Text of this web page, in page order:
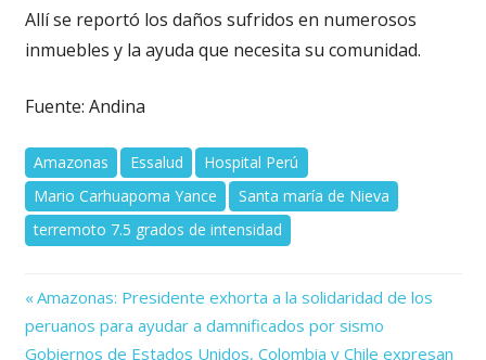
Allí se reportó los daños sufridos en numerosos
inmuebles y la ayuda que necesita su comunidad.
Fuente: Andina
Amazonas Essalud
Hospital Perú
Mario Carhuapoma Yance
Santa maría de Nieva
terremoto 7.5 grados de intensidad
Navegación
de
Previous
Post:
Amazonas: Presidente exhorta a la solidaridad de los
peruanos para ayudar a damnificados por sismo
Next
Gobiernos de Estados Unidos, Colombia y Chile expresan